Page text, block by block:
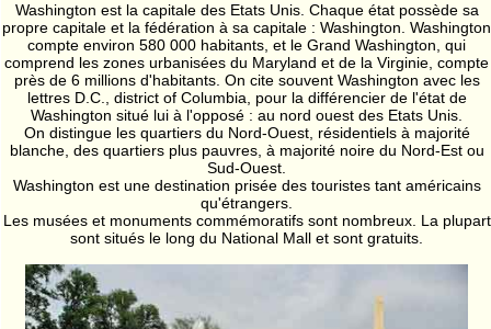
Washington est la capitale des Etats Unis. Chaque état possède sa
propre capitale et la fédération à sa capitale : Washington. Washington
compte environ 580 000 habitants, et le Grand Washington, qui
comprend les zones urbanisées du Maryland et de la Virginie, compte
près de 6 millions d'habitants. On cite souvent Washington avec les
lettres D.C., district of Columbia, pour la différencier de l'état de
Washington situé lui à l'opposé : au nord ouest des Etats Unis.
On distingue les quartiers du Nord-Ouest, résidentiels à majorité
blanche, des quartiers plus pauvres, à majorité noire du Nord-Est ou
Sud-Ouest.
Washington est une destination prisée des touristes tant américains
qu'étrangers.
Les musées et monuments commémoratifs sont nombreux. La plupart
sont situés le long du National Mall et sont gratuits.